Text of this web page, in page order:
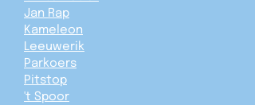
Jan Rap
Kameleon
Leeuwerik
Parkoers
Pitstop
't Spoor